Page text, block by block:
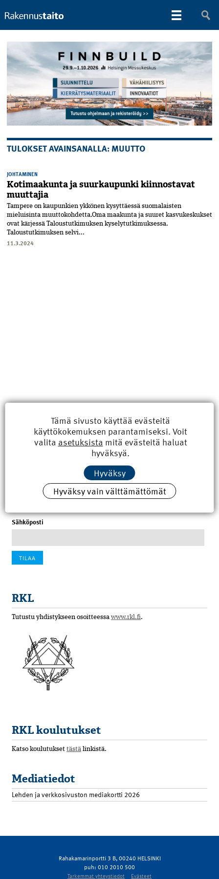
TULOKSET AVAINSANALLA: MUUTTO
JOHTAMINEN
Kotimaakunta ja suurkaupunki kiinnostavat
muuttajia
Tampere on kaupunkien ykkönen kysyttäessä suomalaisten
mieluisinta muutto­kohdetta.Oma maa­kunta ja suuret kasvukeskukset
ovat kärjessä Talous­tutkimuksen kysely­tutkimuksessa.
Taloustutkimuksen selvi...
11.3.2024
Uusimmat
Kyberisku kiinteistötietoihin haittaisi energiarakentamista
8.6.2026 15:21
100 vuotta sitten: Rajajoen uusi rautatiesilta
Tilaa uutiskirje
Sähköposti
RKL
Tutustu yhdistykseen osoitteessa www.rkl.fi.
RKL koulutukset
Katso koulutukset tästä linkistä.
Mediatiedot
Lehden ja verkkosivuston mediakortti 2026
Rahakamarinportti 3 B, 00240 HELSINKI
puh: 010 2010 500
Tarkemmat yhteystiedot Evästeet
Tämä sivusto käyttää evästeitä
käyttökokemuksen parantamiseksi. Voit
valita asetuksista mitä evästeitä haluat
hyväksyä.
Hyväksy
Hyväksy vain välttämättömät